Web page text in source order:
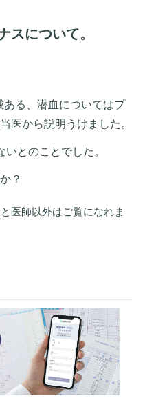
スについて。
る、潜血についてはプ
医から説明うけました。
とのことでした。
？
医師以外はご覧になれま